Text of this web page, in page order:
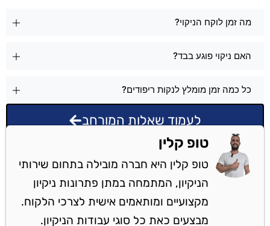
מה זמן לוקח הניקוי?
האם ניקוי פוגע בבד?
כל כמה זמן מומלץ לנקות ריפודים?
לעמוד שאלות המורחב
טופ קלין
טופ קלין היא חברה מובילה בתחום שירותי
הניקיון, המתמחה במתן פתרונות ניקיון
מקצועיים ומותאמים אישית לצרכי הלקוח.
מבצעים כאת כל סוגי עבודות הניקיון.